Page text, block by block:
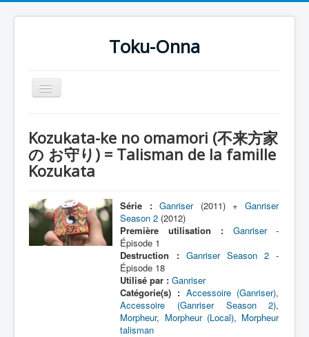
Toku-Onna
Basculer
la
Toku-Actrices
Toku-Critiques
Films
COSAA
Kozukata-ke no omamori (不来方家
の お守り) = Talisman de la famille
Kozukata
Série : Ganriser(2011) +Ganriser
Season 2 (2012)
Première utilisation :
Ganriser-
Épisode 1
Destruction : Ganriser Season 2 -
Épisode 18
Utilisé par : Ganriser
Catégorie(s) : Accessoire (Ganriser),
Accessoire (Ganriser Season 2),
Morpheur, Morpheur (Local), Morpheur
talisman